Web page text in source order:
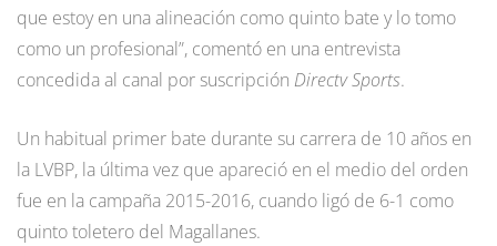
que estoy en una alineación como quinto bate y lo tomo
como un profesional”, comentó en una entrevista
concedida al canal por suscripción Directv Sports.
Un habitual primer bate durante su carrera de 10 años en
la LVBP, la última vez que apareció en el medio del orden
fue en la campaña 2015-2016, cuando ligó de 6-1 como
quinto toletero del Magallanes.